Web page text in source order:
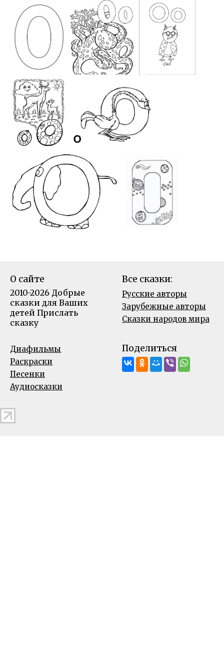
О сайте
2010-2026 Добрые
сказки для Ваших
детей Прислать
сказку
Все сказки:
Русские авторы
Зарубежные авторы
Сказки народов мира
Диафильмы
Раскраски
Песенки
Аудиосказки
Поделиться